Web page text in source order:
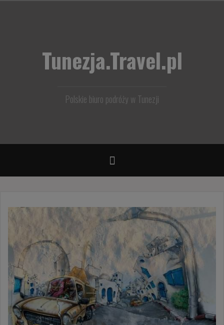
Tunezja.Travel.pl
Polskie biuro podróży w Tunezji